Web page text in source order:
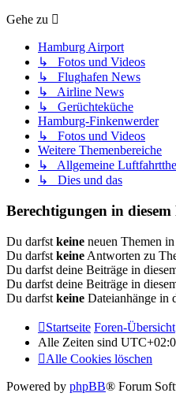
Gehe zu
Hamburg Airport
↳ Fotos und Videos
↳ Flughafen News
↳ Airline News
↳ Gerüchteküche
Hamburg-Finkenwerder
↳ Fotos und Videos
Weitere Themenbereiche
↳ Allgemeine
↳ Dies und das
Berechtigungen in
Du darfst keine neuen Themen
Du darfst keine Antworten zu
Du darfst deine Beiträge in
Du darfst deine Beiträge in
Du darfst keine Dateianhänge in
Startseite Foren-Übersicht
Alle Zeiten sind
Alle Cookies löschen
Powered by phpBB® Forum